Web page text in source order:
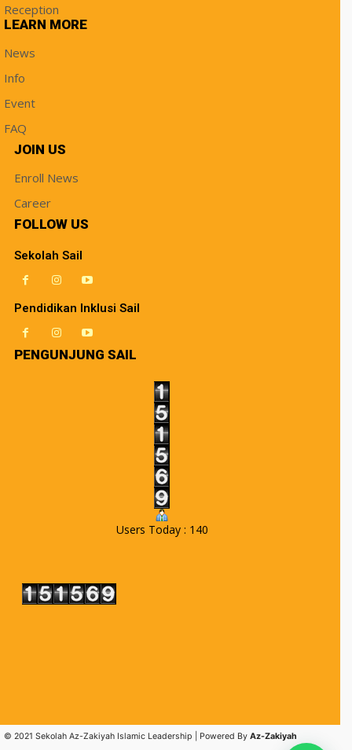
Reception
LEARN MORE
News
Info
Event
FAQ
JOIN US
Enroll News
Career
FOLLOW US
Sekolah Sail
Pendidikan Inklusi Sail
PENGUNJUNG SAIL
Users Today : 140
© 2021 Sekolah Az-Zakiyah Islamic Leadership | Powered By Az-Zakiyah